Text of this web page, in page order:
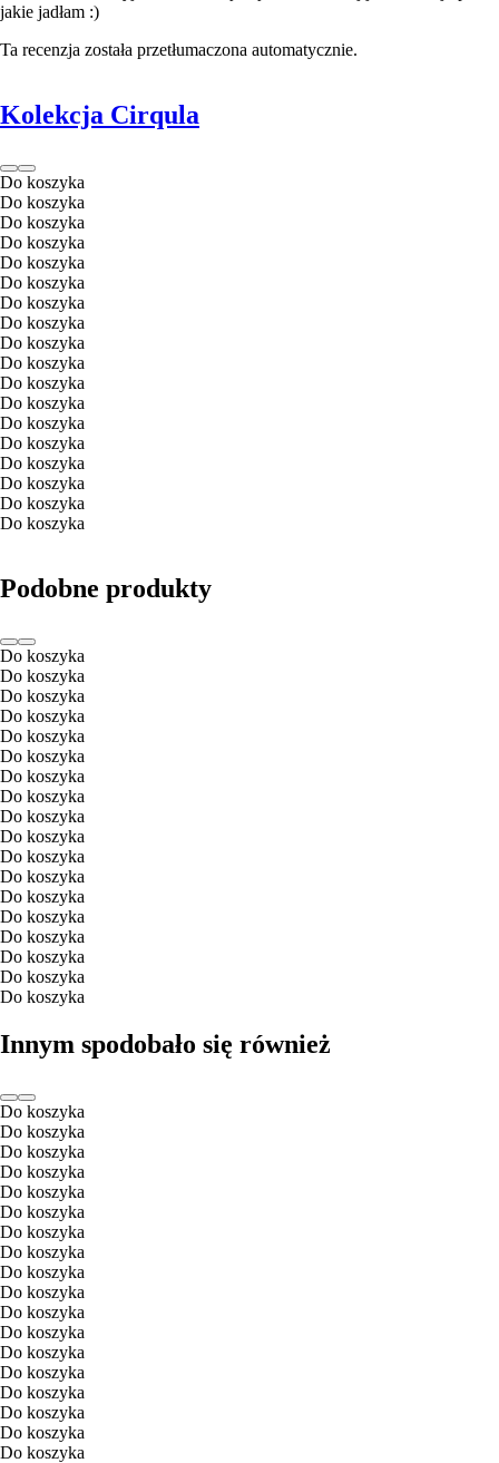
jakie jadłam :)
Ta recenzja została przetłumaczona automatycznie.
Kolekcja Cirqula
Do koszyka
Do koszyka
Do koszyka
Do koszyka
Do koszyka
Do koszyka
Do koszyka
Do koszyka
Do koszyka
Do koszyka
Do koszyka
Do koszyka
Do koszyka
Do koszyka
Do koszyka
Do koszyka
Do koszyka
Do koszyka
Podobne produkty
Do koszyka
Do koszyka
Do koszyka
Do koszyka
Do koszyka
Do koszyka
Do koszyka
Do koszyka
Do koszyka
Do koszyka
Do koszyka
Do koszyka
Do koszyka
Do koszyka
Do koszyka
Do koszyka
Do koszyka
Do koszyka
Innym spodobało się również
Do koszyka
Do koszyka
Do koszyka
Do koszyka
Do koszyka
Do koszyka
Do koszyka
Do koszyka
Do koszyka
Do koszyka
Do koszyka
Do koszyka
Do koszyka
Do koszyka
Do koszyka
Do koszyka
Do koszyka
Do koszyka